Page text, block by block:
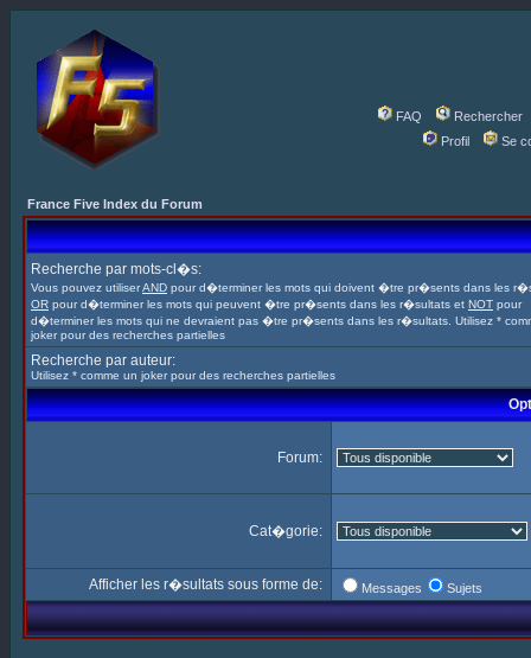
FAQ
Rechercher
Profil
Se
France Five Index du Forum
Recherche par mots-cl�s:
Vous pouvez utiliserAND pour d�terminer les mots qui doivent �tre pr�sents dans les
OR pour d�terminer les mots qui peuvent �tre pr�sents dans les r�sultats et NOT pour
d�terminer les mots qui ne devraient pas �tre pr�sents dans les r�sultats. Utilisez *
joker pour des recherches partielles
Recherche par auteur:
Utilisez * comme un joker pour des recherches partielles
Forum:
Cat�gorie:
Afficher les r�sultats sous forme de: Messages Sujets